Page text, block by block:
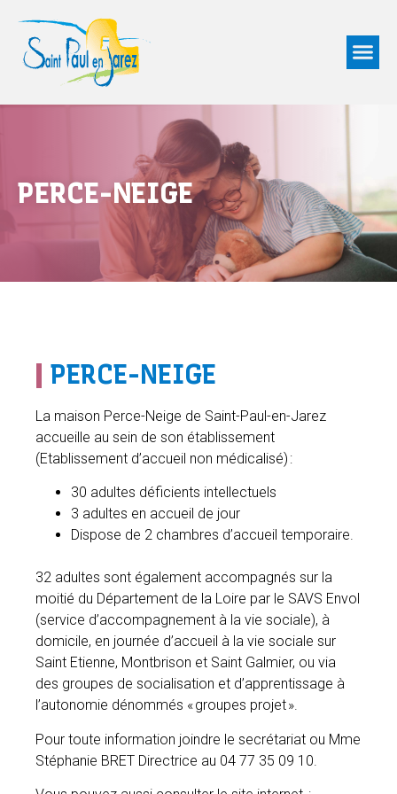
PERCE-NEIGE
| PERCE-NEIGE
La maison Perce-Neige de Saint-Paul-en-Jarez
accueille au sein de son établissement
(Etablissement d’accueil non médicalisé) :
30 adultes déficients intellectuels
3 adultes en accueil de jour
Dispose de 2 chambres d’accueil temporaire.
32 adultes sont également accompagnés sur la
moitié du Département de la Loire par le SAVS Envol
(service d’accompagnement à la vie sociale), à
domicile, en journée d’accueil à la vie sociale sur
Saint Etienne, Montbrison et Saint Galmier, ou via
des groupes de socialisation et d’apprentissage à
l’autonomie dénommés « groupes projet ».
Pour toute information joindre le secrétariat ou Mme
Stéphanie BRET Directrice au 04 77 35 09 10.